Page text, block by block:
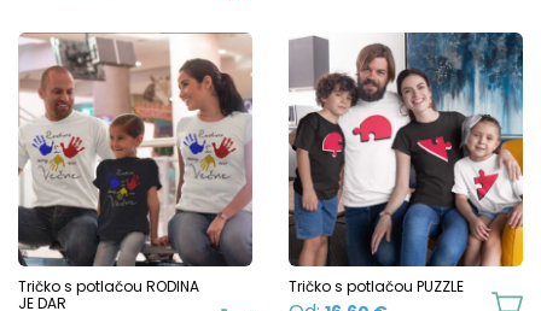
product
page
has
multiple
variants.
options
may
be
chosen
Tričko s potlačou RODINA
JE DAR
Tričko s potlačou PUZZLE